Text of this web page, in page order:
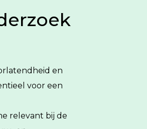
en
voor een
relevant bij de